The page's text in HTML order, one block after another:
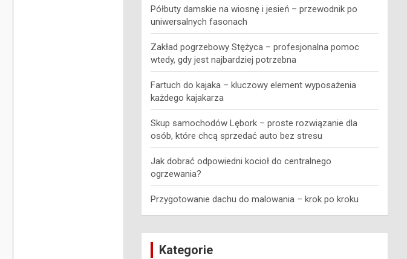
Półbuty damskie na wiosnę i jesień – przewodnik po
uniwersalnych fasonach
Zakład pogrzebowy Stężyca – profesjonalna pomoc
wtedy, gdy jest najbardziej potrzebna
Fartuch do kajaka – kluczowy element wyposażenia
każdego kajakarza
Skup samochodów Lębork – proste rozwiązanie dla
osób, które chcą sprzedać auto bez stresu
Jak dobrać odpowiedni kocioł do centralnego
ogrzewania?
Przygotowanie dachu do malowania – krok po kroku
Kategorie